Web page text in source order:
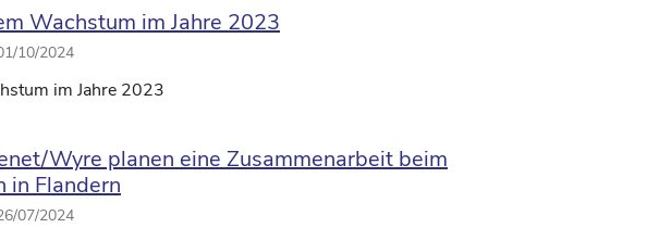
Wachstum im Jahre 2023
10/2024
im Jahre 2023
Wyre planen eine Zusammenarbeit beim
in Flandern
07/2024